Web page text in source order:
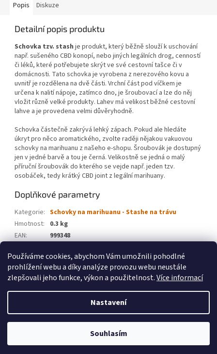
Používáme cookies, abychom Vám umožnili pohodlné
prohlížení webu a díky analýze provozu webu neustále
zlepšovali jeho funkce, výkon a použitelnost.Více informací
Nastavení
Souhlasím
Popis Diskuze
Detailní popis produktu
Schovka tzv. stash je produkt, který běžně slouží k uschování
např. sušeného CBD konopí, nebo jiných legálních drog, cenností
či léků, které potřebujete skrýt ve své cestovní tašce či v
domácnosti. Tato schovka je vyrobena z nerezového kovu a
uvnitř je rozdělena na dvě části. Vrchní část pod víčkem je
určena k nalití nápoje, zatímco dno, je šroubovací a lze do něj
vložit různě velké produkty. Lahev má velikost běžné cestovní
lahve a je provedena velmi důvěryhodně.
Schovka částečně zakrývá lehký zápach. Pokud ale hledáte
úkryt pro něco aromatického, zvolte raději nějakou vakuovou
schovky na marihuanu z našeho e-shopu. Šroubovák je dostupný
jen v jedné barvě a tou je černá. Velikostně se jedná o malý
příruční šroubovák do kterého se vejde např. jeden tzv.
osobáček, tedy krátký CBD joint z legální marihuany.
Doplňkové parametry
Kategorie: Schovky na marihuanu - Stashe na trávu
Hmotnost:
0.3 kg
EAN:
999348
Vytvořil Shoptet
Copyright 2026Velkoobchod weedshop.cz. Všechna práva
vyhrazena.